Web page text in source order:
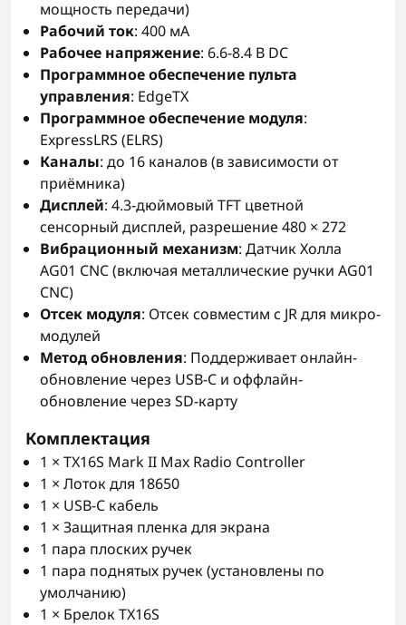
мощность передачи)
Рабочий ток: 400 мА
Рабочее напряжение: 6.6-8.4 В DC
Программное обеспечение пульта
управления: EdgeTX
Программное обеспечение модуля:
ExpressLRS (ELRS)
Каналы: до 16 каналов (в зависимости от
приёмника)
Дисплей: 4.3-дюймовый TFT цветной
сенсорный дисплей, разрешение 480 × 272
Вибрационный механизм: Датчик Холла
AG01 CNC (включая металлические ручки AG01
CNC)
Отсек модуля: Отсек совместим с JR для микро-
модулей
Метод обновления: Поддерживает онлайн-
обновление через USB-C и оффлайн-
обновление через SD-карту
Комплектация
1 × TX16S Mark II Max Radio Controller
1 × Лоток для 18650
1 × USB-C кабель
1 × Защитная пленка для экрана
1 пара плоских ручек
1 пара поднятых ручек (установлены по
умолчанию)
1 × Брелок TX16S